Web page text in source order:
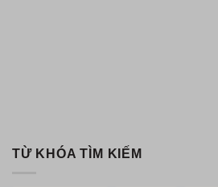
TỪ KHÓA TÌM KIẾM